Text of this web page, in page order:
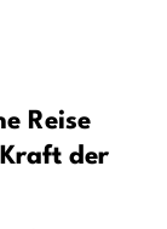
Reise
der